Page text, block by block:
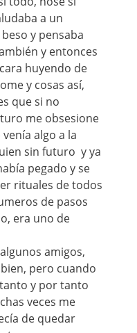
a un
y pensaba
y entonces
huyendo de
y cosas así,
que si no
me obsesione
algo a la
sin futuro y ya
pegado y se
rituales de todos
de pasos
era uno de
amigos,
pero cuando
y por tanto
veces me
de quedar